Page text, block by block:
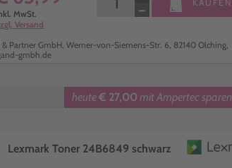
MwSt.
Versand
− KAUFEN
& Partner GmbH, Werner-von-Siemens-Str. 6, 82140 Olching,
gmbh.de
heute€ 27,00 mit Ampertec sparen
Lexmark Toner 24B6849 schwarz